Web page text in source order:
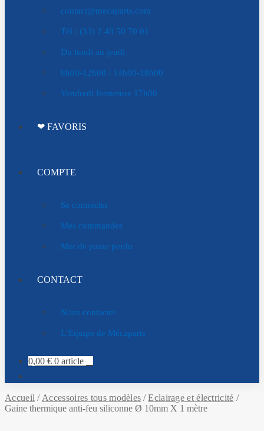
contact@mecaparts.com
Tél : (33) 2 48 50 70 01
Du lundi au jeudi
8h00-12h00 / 14h00-18h00
Vendredi fermeture 17h00
❤ FAVORIS
COMPTE
Se connecter
Mes commandes
Mot de passe perdu
CONTACT
Nous contacter
L’Equipe de Mécaparts
0,00 € 0 article
Accueil / Accessoires tous modèles /Eclairage et électricité /
Gaine thermique anti-feu siliconne Ø 10mm X 1 mètre